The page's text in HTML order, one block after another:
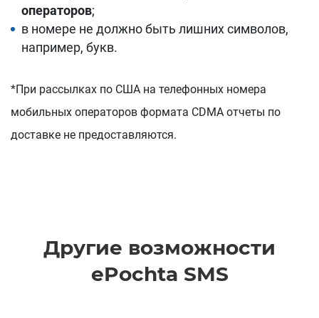
операторов;
в номере не должно быть лишних символов,
например, букв.
*При рассылках по США на телефонных номера
мобильных операторов формата CDMA отчеты по
доставке не предоставляются.
Другие возможности
ePochta SMS